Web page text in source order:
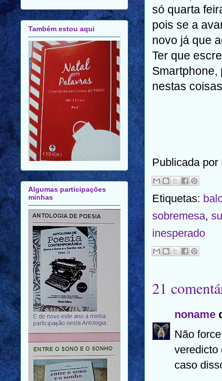
só quarta
pois se a
novo já que
Ter que
Smartphone,
nestas
Publicada por
Etiquetas:
sobremesa,
inesperado
21
noname
Não
veredicto
caso
Também estou aqui
Algumas participações
minhas